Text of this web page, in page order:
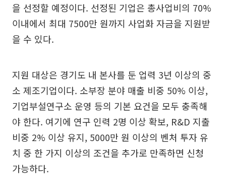
을 선정할 예정이다. 선정된 기업은 총사업비의 70%
이내에서 최대 7500만 원까지 사업화 자금을 지원받
을 수 있다.
지원 대상은 경기도 내 본사를 둔 업력 3년 이상의 중
소 제조기업이다. 소부장 분야 매출 비중 50% 이상,
기업부설연구소 운영 등의 기본 요건을 모두 충족해
야 한다. 여기에 연구 인력 2명 이상 확보, R&D 지출
비중 2% 이상 유지, 5000만 원 이상의 벤처 투자 유
치 중 한 가지 이상의 조건을 추가로 만족하면 신청
가능하다.